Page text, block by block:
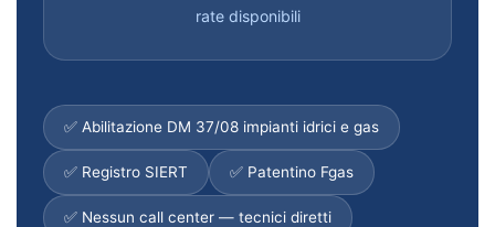
rate disponibili
✅ Abilitazione DM 37/08 impianti idrici e gas
✅ Registro SIERT ✅ Patentino Fgas
✅ Nessun call center — tecnici diretti